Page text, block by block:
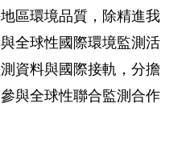
區環境品質，除精進我
全球性國際環境監測活
資料與國際接軌，分擔
與全球性聯合監測合作